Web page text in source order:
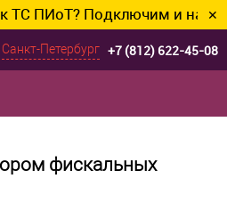
Подключим и настроим ✕
Санкт-Петербург +7 (812) 622-45-08
фискальных